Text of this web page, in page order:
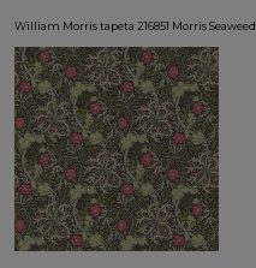
William Morris tapeta 216851 Morris Seaweed